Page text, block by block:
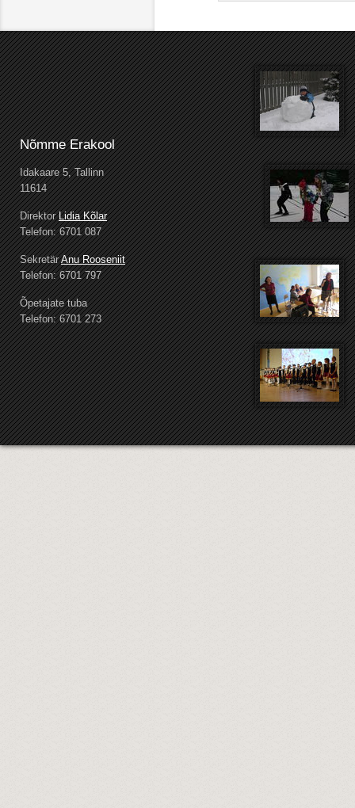
Nõmme Erakool
Idakaare 5, Tallinn
11614
DirektorLidia Kõlar
Telefon: 6701 087
SekretärAnu Rooseniit
Telefon: 6701 797
Õpetajate tuba
Telefon: 6701 273